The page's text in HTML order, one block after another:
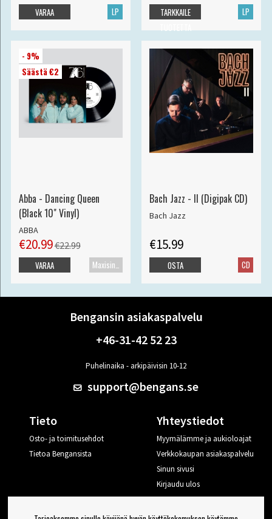
LP
VARAA LP
TARKKAILE
- 9%
Säästä €2
Abba - Dancing Queen
(Black 10" Vinyl)
ABBA
€20.99€22.99
Maxisingle
VARAA
Bach Jazz - II (Digipak CD)
Bach Jazz
€15.99
CD
OSTA
Bengansin asiakaspalvelu
+46-31-42 52 23
Puhelinaika - arkipäivisin 10-12
support@bengans.se
Tieto
Osto- ja toimitusehdot
Tietoa Bengansista
Yhteystiedot
Myymälämme ja aukioloajat
Verkkokaupan asiakaspalvelu
Sinun sivusi
Kirjaudu ulos
Haluan vinkkejä Bengansilta